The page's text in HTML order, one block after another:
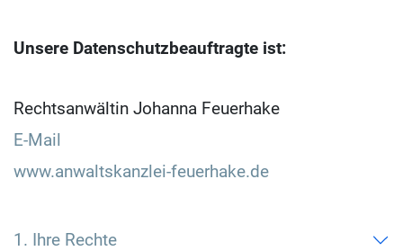
Unsere Datenschutzbeauftragte ist:
Rechtsanwältin Johanna Feuerhake
E-Mail
www.anwaltskanzlei-feuerhake.de
1. Ihre Rechte